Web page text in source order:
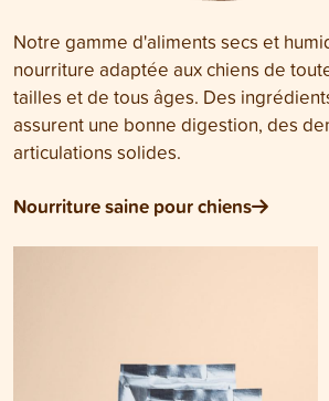
Notre gamme d'aliments secs et
nourriture adaptée aux chiens de
tailles et de tous âges. Des
assurent une bonne digestion, des
articulations solides.
Nourriture saine pour chiens